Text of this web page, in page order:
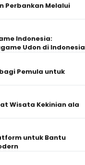
Perbankan Melalui
Indonesia:
Udon di Indonesia
Pemula untuk
Wisata Kekinian ala
untuk Bantu